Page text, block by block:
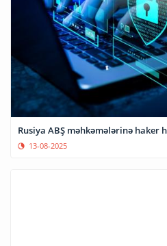
Rusiya ABŞ məhkəmələrinə haker
13-08-2025